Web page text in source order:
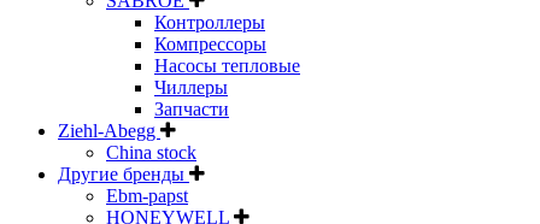
Контроллеры
Компрессоры
Насосы тепловые
Чиллеры
Запчасти
Ziehl-Abegg
China stock
Другие бренды
Ebm-papst
HONEYWELL